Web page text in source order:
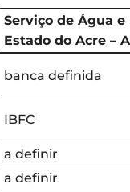
Serviço de Água e
Estado do Acre –
banca definida
IBFC
a definir
a definir